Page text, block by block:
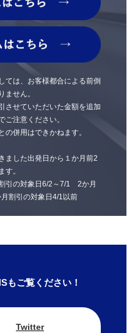
ては、お客様都合による前倒
ません。
させていただいた金額を追加
ご注意ください。
の併用はできかねます。
ました出発日から１か月前2
す。
引の対象日6/2～7/1 2か月
割引の対象日4/1以前
もご覧ください！
Twitter